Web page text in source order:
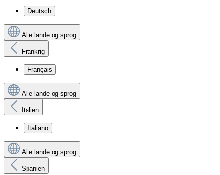
Deutsch
Alle lande og sprog
Frankrig
Français
Alle lande og sprog
Italien
Italiano
Alle lande og sprog
Spanien